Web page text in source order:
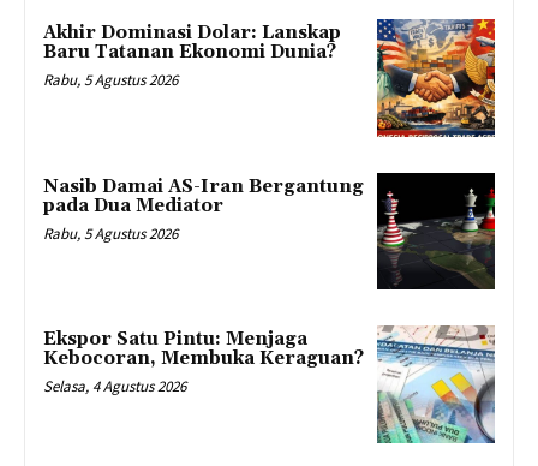
Akhir Dominasi Dolar: Lanskap
Baru Tatanan Ekonomi Dunia?
Rabu, 5 Agustus 2026
Nasib Damai AS-Iran Bergantung
pada Dua Mediator
Rabu, 5 Agustus 2026
Ekspor Satu Pintu: Menjaga
Kebocoran, Membuka Keraguan?
Selasa, 4 Agustus 2026